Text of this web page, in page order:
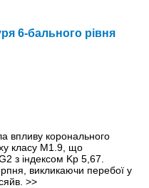
6-бального рівня
впливу коронального
класу M1.9, що
з індексом Kp 5,67.
викликаючи перебої у
>>